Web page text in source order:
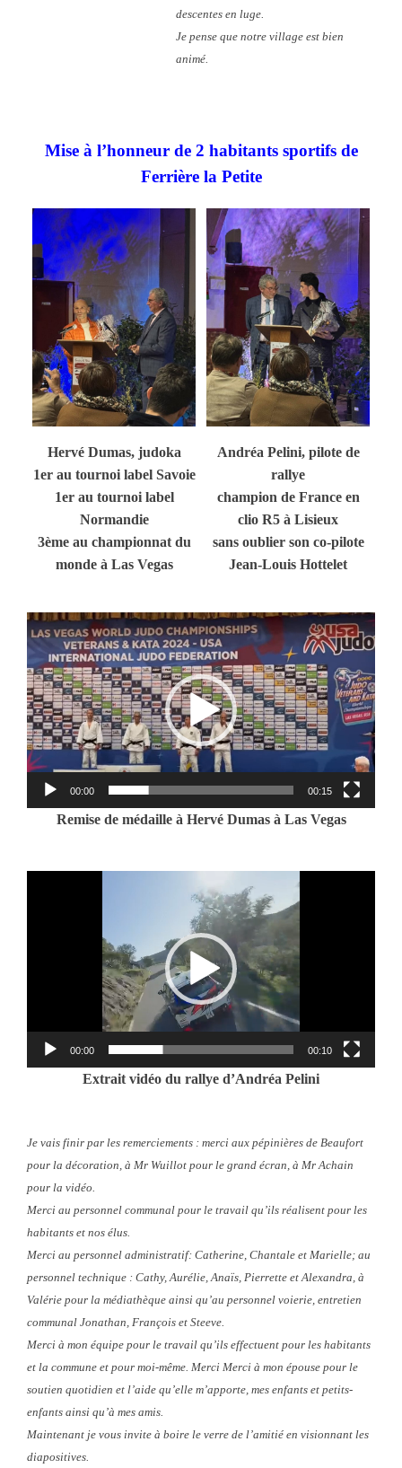
descentes en luge.
Je pense que notre village est bien
animé.
Mise à l’honneur de 2 habitants sportifs de
Ferrière la Petite
Hervé Dumas, judoka
1er au tournoi label Savoie
1er au tournoi label
Normandie
3ème au championnat du
monde à Las Vegas
Andréa Pelini, pilote de
rallye
champion de France en
clio R5 à Lisieux
sans oublier son co-pilote
Jean-Louis Hottelet
Lecteur
vidéo
00:00 00:15
Remise de médaille à Hervé Dumas à Las Vegas
00:00 00:10
Extrait vidéo du rallye d’Andréa Pelini
Je vais finir par les remerciements : merci aux pépinières de Beaufort
pour la décoration, à Mr Wuillot pour le grand écran, à Mr Achain
pour la vidéo.
Merci au personnel communal pour le travail qu’ils réalisent pour les
habitants et nos élus.
Merci au personnel administratif: Catherine, Chantale et Marielle; au
personnel technique : Cathy, Aurélie, Anaïs, Pierrette et Alexandra, à
Valérie pour la médiathèque ainsi qu’au personnel voierie, entretien
communal Jonathan, François et Steeve.
Merci à mon équipe pour le travail qu’ils effectuent pour les habitants
et la commune et pour moi-même. Merci Merci à mon épouse pour le
soutien quotidien et l’aide qu’elle m’apporte, mes enfants et petits-
enfants ainsi qu’à mes amis.
Maintenant je vous invite à boire le verre de l’amitié en visionnant les
diapositives.